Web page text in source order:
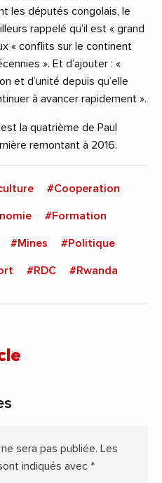
les députés congolais, le
rappelé qu’il est « grand
« conflits sur le continent
». Et d’ajouter : «
et d’unité depuis qu’elle
à avancer rapidement ».
la quatrième de Paul
remontant à 2016.
#Cooperation
#Formation
#Mines #Politique
#RDC #Rwanda
sera pas publiée. Les
indiqués avec *